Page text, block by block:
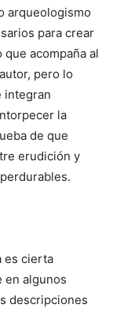
arqueologismo
para crear
acompaña al
pero lo
integran
la
de que
erudición y
es cierta
en algunos
descripciones